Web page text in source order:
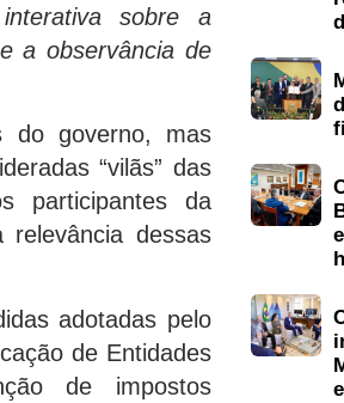
sobre a
a observância de
do governo, mas
“vilãs” das
participantes da
dessas
adotadas pelo
de Entidades
de impostos